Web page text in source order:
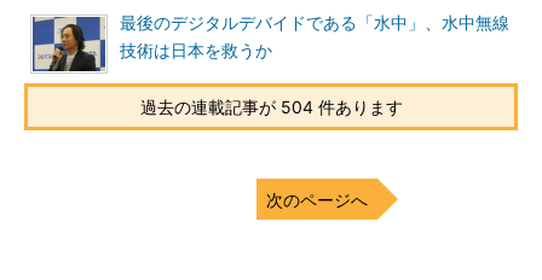
最後のデジタルデバイドである「水中」、水中無線
技術は日本を救うか
過去の連載記事が 504 件あります
次のページへ